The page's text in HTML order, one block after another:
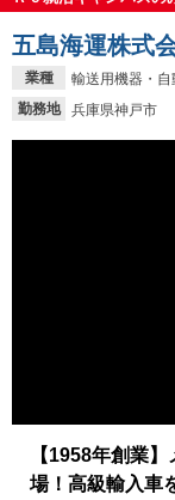
業種
輸送用機器・
勤務地
兵庫県神戸市
五島海運株式
【1958年創業
場！高級輸入車